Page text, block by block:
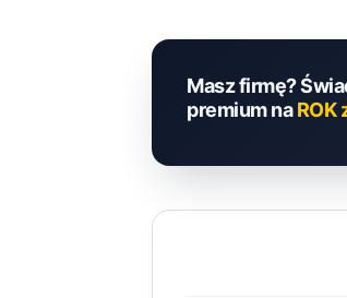
Masz firmę?
premium naROK